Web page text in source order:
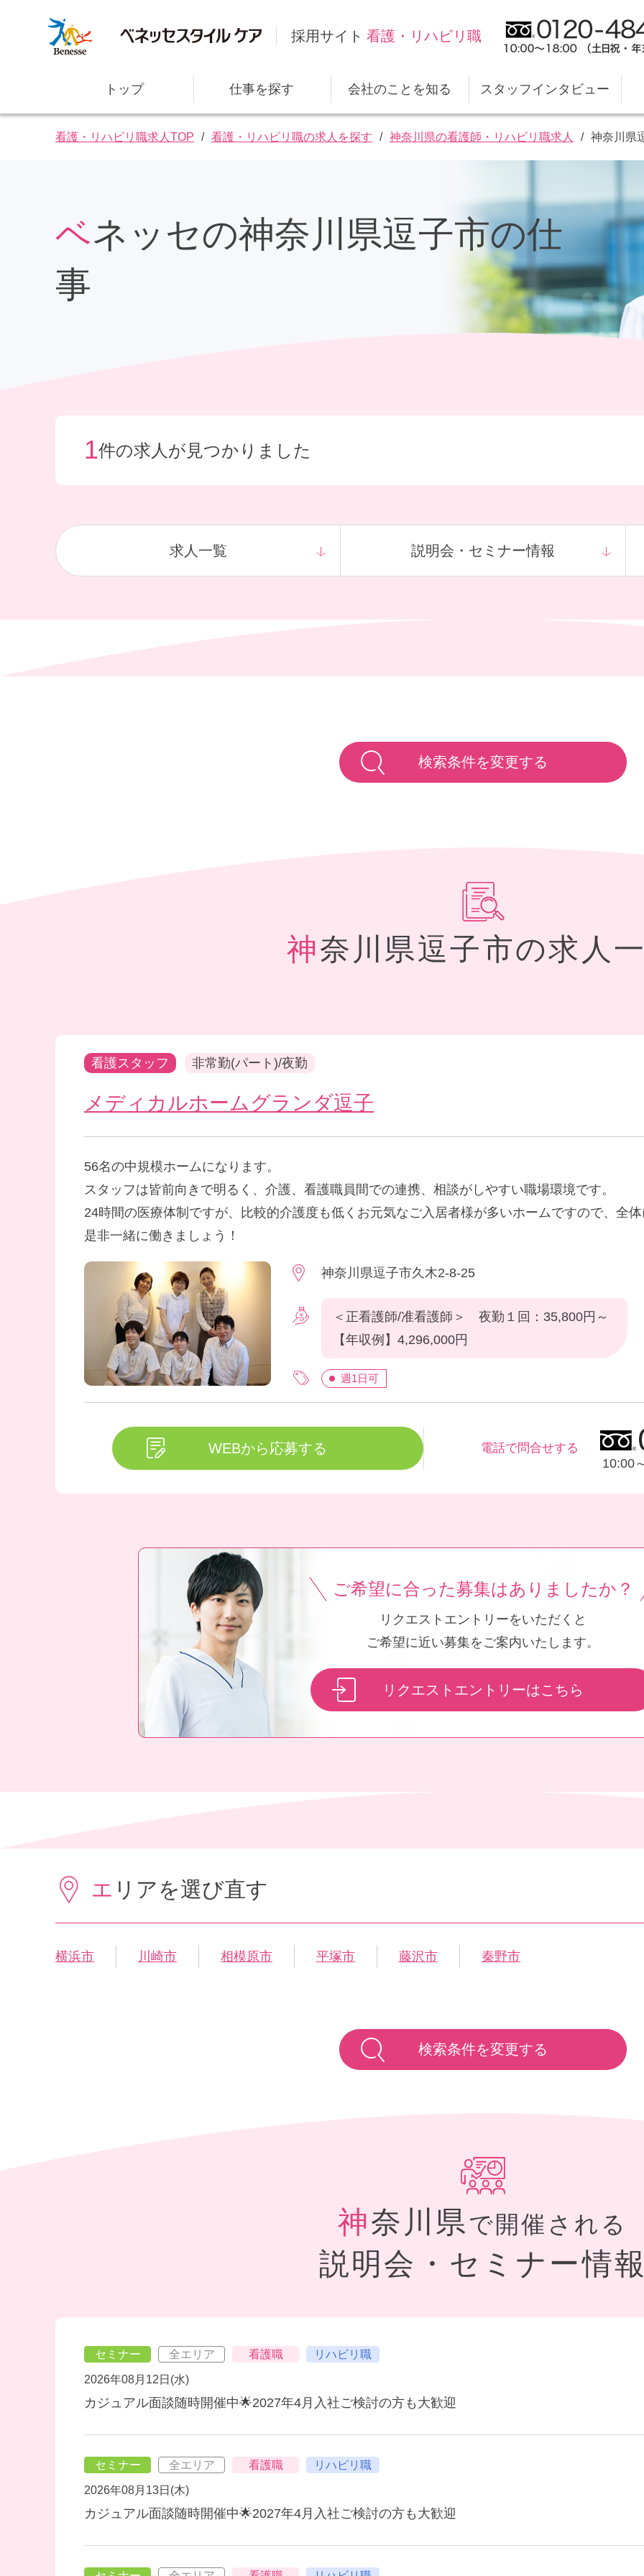
採用サイト 看護・リハビリ職
トップ 仕事を探す 会社のことを知る
社⻑メッセージ スタイルケアの仕事 職場デ
スタッフインタビュー
研修・教育サポート キャリアプランのサポート 福利厚生
看護・リハビリ職求人TOP 看護・リハビリ職の求人を探す 神奈川県の看護師・リハビリ職求人 神奈川県
ベネッセの神奈川県逗子市の仕
事
1件の求人が見つかりました
求人一覧 説明会・ セミナー情報
検索条件を変更する
神奈川県逗子市の求人
看護スタッフ 非常勤(パート)/夜勤
メディカルホームグランダ逗子
56名の中規模ホームになります。
スタッフは皆前向きで明るく、介護、看護職員間での連携、相談がしやすい職場環境です。
24時間の医療体制ですが、比較的介護度も低くお元気なご入居者様が多いホームですので、全
是非一緒に働きましょう！
神奈川県逗子市久木2-8-25
＜正看護師/准看護師＞ 夜勤１回：35,800円～
【年収例】4,296,000円
週1日可
WEBから応募する 電話で問合せする
10:00
ご希望に合った募集はありましたか？
リクエストエントリーをいただくと
ご希望に近い募集をご案内いたします。
リクエストエントリーはこちら
エリアを選び直す
横浜市 川崎市 相模原市 平塚市 藤沢市 秦野市
検索条件を変更する
神奈川県 で開催される
説明会・セミナー情
セミナー 全エリア 看護職 リハビリ職
2026年08月12日(水)
カジュアル面談随時開催中🌟2027年4月入社ご検討の方も大歓迎
セミナー 全エリア 看護職 リハビリ職
2026年08月13日(木)
カジュアル面談随時開催中🌟2027年4月入社ご検討の方も大歓迎